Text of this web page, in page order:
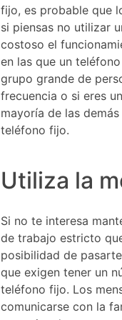
fijo, es probable que
si piensas no utilizar
costoso el
en las que un
grupo grande de
frecuencia o si eres
mayoría de las
teléfono fijo.
Utiliza la
Si no te interesa
de trabajo estricto
posibilidad de
que exigen tener un
teléfono fijo. Los
comunicarse con la